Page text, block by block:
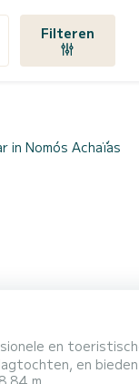
Filteren
in Nomós Achaḯas
Met jarenlange ervaring in het
en
8.84 m